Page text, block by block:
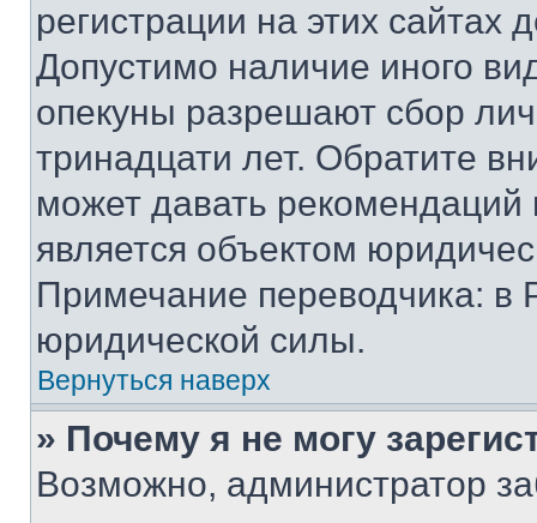
регистрации на этих сайтах
Допустимо наличие иного
опекуны разрешают сбор
тринадцати лет. Обратите
может давать
является объектом
Примечание переводчика: в
юридической силы.
Вернуться наверх
» Почему я не могу
Возможно, администратор